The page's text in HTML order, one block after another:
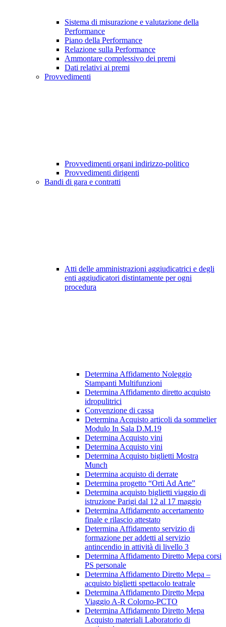
Sistema di misurazione e valutazione della
Performance
Piano della Performance
Relazione sulla Performance
Ammontare complessivo dei premi
Dati relativi ai premi
Provvedimenti
Provvedimenti organi indirizzo-politico
Provvedimenti dirigenti
Bandi di gara e contratti
Atti delle amministrazioni aggiudicatrici e degli
enti aggiudicatori distintamente per ogni
procedura
Determina Affidamento Noleggio
Stampanti Multifunzioni
Determina Affidamento diretto acquisto
idropulitrici
Convenzione di cassa
Determina Acquisto articoli da sommelier
Modulo In Sala D.M.19
Determina Acquisto vini
Determina Acquisto vini
Determina Acquisto biglietti Mostra
Munch
Determina acquisto di derrate
Determina progetto “Orti Ad Arte”
Determina acquisto biglietti viaggio di
istruzione Parigi dal 12 al 17 maggio
Determina Affidamento accertamento
finale e rilascio attestato
Determina Affidamento servizio di
formazione per addetti al servizio
antincendio in attività di livello 3
Determina Affidamento Diretto Mepa corsi
PS personale
Determina Affidamento Diretto Mepa –
acquisto biglietti spettacolo teatrale
Determina Affidamento Diretto Mepa
Viaggio A-R Colorno-PCTO
Determina Affidamento Diretto Mepa
Acquisto materiali Laboratorio di